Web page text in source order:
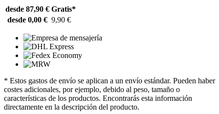
desde 87,90 € Gratis*
desde 0,00 € 9,90 €
* Estos gastos de envío se aplican a un envío estándar. Pueden haber
costes adicionales, por ejemplo, debido al peso, tamaño o
características de los productos. Encontrarás esta información
directamente en la descripción del producto.